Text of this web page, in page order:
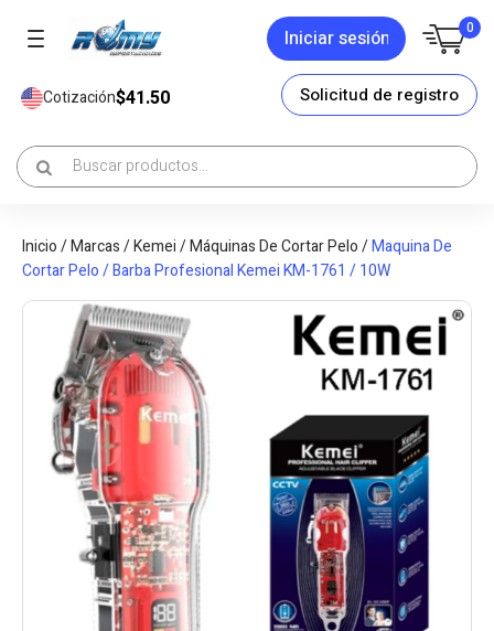
Iniciar sesión 0
Cotización$41.50 Solicitud de registro
Inicio/Marcas/Kemei/Máquinas De Cortar Pelo/Maquina De
Cortar Pelo / Barba Profesional Kemei KM-1761 / 10W